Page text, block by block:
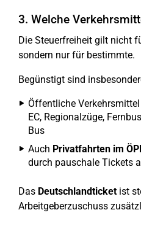
3. Welche
Die Steuerfreiheit gilt nicht
sondern nur für bestimmte.
Begünstigt sind
Öffentliche
EC, Regionalzüge,
Bus
Auch Privatfahrten im
durch pauschale Tickets
Das Deutschlandticketist
Arbeitgeberzuschuss